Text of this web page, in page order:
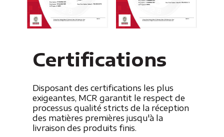
Certifications
Disposant des certifications les plus
exigeantes, MCR garantit le respect de
processus qualité stricts de la réception
des matières premières jusqu'à la
livraison des produits finis.